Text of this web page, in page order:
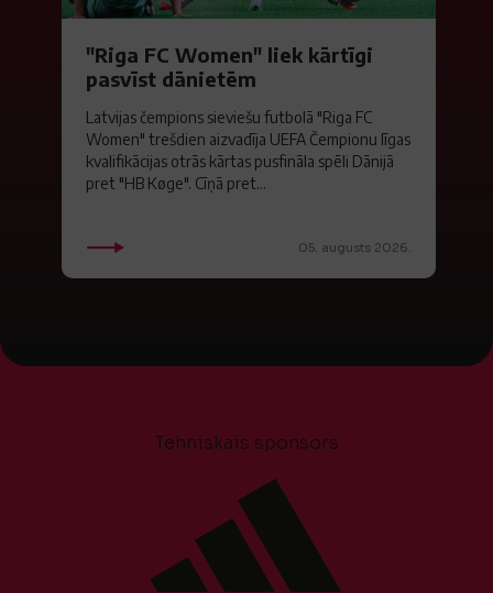
"Riga FC Women" liek kārtīgi
pasvīst dānietēm
Latvijas čempions sieviešu futbolā "Riga FC
Women" trešdien aizvadīja UEFA Čempionu līgas
kvalifikācijas otrās kārtas pusfināla spēli Dānijā
pret "HB Køge". Cīņā pret...
05. augusts 2026.
Tehniskais sponsors